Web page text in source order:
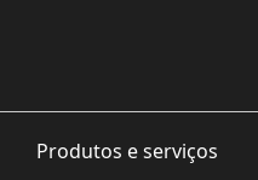
Produtos e serviços